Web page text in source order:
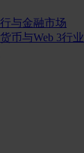
与金融市场
币与Web 3行业